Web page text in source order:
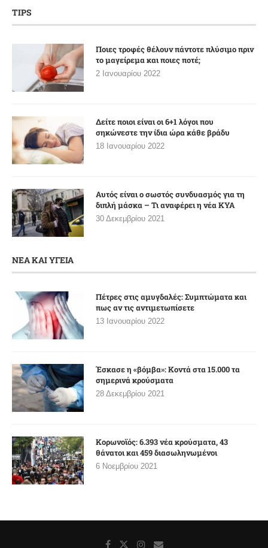
TIPS
Ποιες τροφές θέλουν πάντοτε πλύσιμο πριν
το μαγείρεμα και ποιες ποτέ;
2 Ιανουαρίου 2022
Δείτε ποιοι είναι οι 6+1 λόγοι που
σηκώνεστε την ίδια ώρα κάθε βράδυ
18 Ιανουαρίου 2022
Αυτός είναι ο σωστός συνδυασμός για τη
διπλή μάσκα – Τι αναφέρει η νέα ΚΥΑ
30 Δεκεμβρίου 2021
ΝΕΑ ΚΑΙ ΥΓΕΙΑ
Πέτρες στις αμυγδαλές: Συμπτώματα και
πως αν τις αντιμετωπίσετε
13 Ιανουαρίου 2022
Έσκασε η «βόμβα»: Κοντά στα 15.000 τα
σημερινά κρούσματα
28 Δεκεμβρίου 2021
Κορωνοϊός: 6.393 νέα κρούσματα, 43
θάνατοι και 459 διασωληνωμένοι
6 Νοεμβρίου 2021